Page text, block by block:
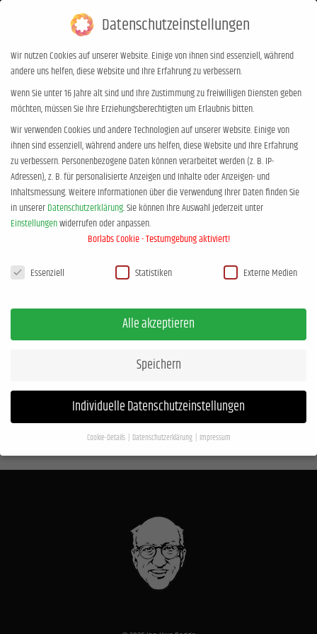
0,00€
Kinder brauchen Grenzen – Jan
Uwe Rogge
Sie befinden sich hier:
Start Kinder brauchen Grenzen – Jan…
Datenschutzeinstellungen
Wir nutzen Cookies auf unserer Website. Einige von ihnen sind essenziell, während
andere uns helfen, diese Website und Ihre Erfahrung zu verbessern.
Wenn Sie unter 16 Jahre alt sind und Ihre Zustimmung zu freiwilligen Diensten geben
möchten, müssen Sie Ihre Erziehungsberechtigten um Erlaubnis bitten.
Wir verwenden Cookies und andere Technologien auf unserer Website. Einige von
ihnen sind essenziell, während andere uns helfen, diese Website und Ihre Erfahrung
zu verbessern.Personenbezogene Daten können verarbeitet werden (z. B. IP-
Adressen), z. B. für personalisierte Anzeigen und Inhalte oder Anzeigen- und
Inhaltsmessung.Weitere Informationen über die Verwendung Ihrer Daten finden Sie
in unsererDatenschutzerklärung.Sie können Ihre Auswahl jederzeit unter
Einstellungenwiderrufen oder anpassen.
Borlabs Cookie - Testumgebung aktiviert!
Datenschutzeinstellungen
Essenziell Statistiken Externe Medien
Alle akzeptieren
Speichern
Individuelle Datenschutzeinstellungen
Cookie-Details Datenschutzerklärung Impressum
Datenschutzeinstellungen
Wir verwenden Cookies und andere Technologien auf unserer Website. Einige von
ihnen sind essenziell, während andere uns helfen, diese Website und Ihre Erfahrung
Personenbezogene Daten können verarbeitet werden (z. B. IP-
Adressen), z. B. für personalisierte Anzeigen und Inhalte oder Anzeigen- und
Weitere Informationen über die Verwendung Ihrer Daten finden Sie